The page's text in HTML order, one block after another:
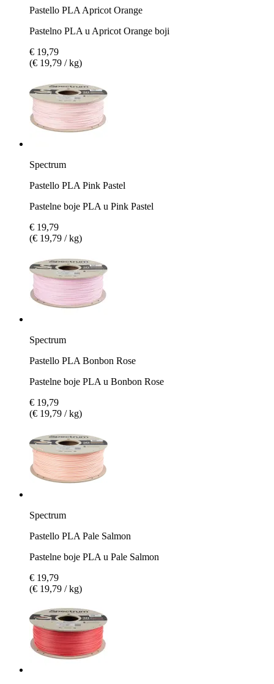
Pastello PLA Apricot Orange
Pastelno PLA u Apricot Orange boji
€ 19,79
(€ 19,79 / kg)
Spectrum
Pastello PLA Pink Pastel
Pastelne boje PLA u Pink Pastel
€ 19,79
(€ 19,79 / kg)
Spectrum
Pastello PLA Bonbon Rose
Pastelne boje PLA u Bonbon Rose
€ 19,79
(€ 19,79 / kg)
Spectrum
Pastello PLA Pale Salmon
Pastelne boje PLA u Pale Salmon
€ 19,79
(€ 19,79 / kg)